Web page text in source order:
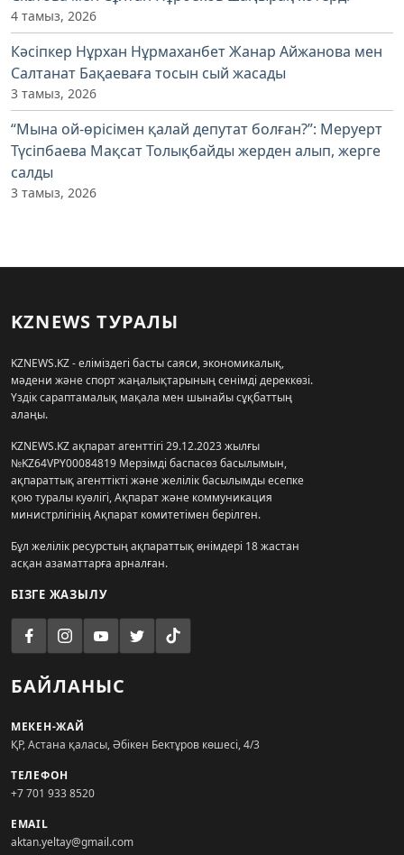
4 тамыз, 2026
Кәсіпкер Нұрхан Нұрмаханбет Жанар Айжанова мен
Салтанат Бақаеваға тосын сый жасады
3 тамыз, 2026
“Мына ой-өрісімен қалай депутат болған?”: Меруерт
Түсіпбаева Мақсат Толықбайды жерден алып, жерге
салды
3 тамыз, 2026
KZNEWS ТУРАЛЫ
KZNEWS.KZ - еліміздегі басты саяси, экономикалық,
мәдени және спорт жаңалықтарының сенімді дереккөзі.
Үздік сараптамалық мақала мен шынайы сұқбаттың
алаңы.
KZNEWS.KZ ақпарат агенттігі 29.12.2023 жылғы
№KZ64VPY00084819 Мерзімді баспасөз басылымын,
ақпараттық агенттікті және желілік басылымды есепке
қою туралы куәлігі, Ақпарат және коммуникация
министрлігінің Ақпарат комитетімен берілген.
Бұл желілік ресурстың ақпараттық өнімдері 18 жастан
асқан азаматтарға арналған.
БІЗГЕ ЖАЗЫЛУ
БАЙЛАНЫС
МЕКЕН-ЖАЙ
ҚР, Астана қаласы, Әбікен Бектұров көшесі, 4/3
ТЕЛЕФОН
+7 701 933 8520
EMAIL
aktan.yeltay@gmail.com